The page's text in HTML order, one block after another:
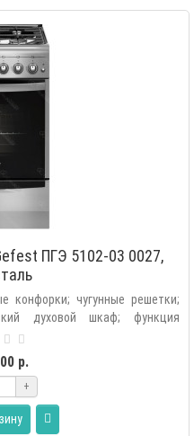
ПГЭ 5102-03 0027,
конфорки; чугунные решетки;
духовой шкаф; функция
р.
+